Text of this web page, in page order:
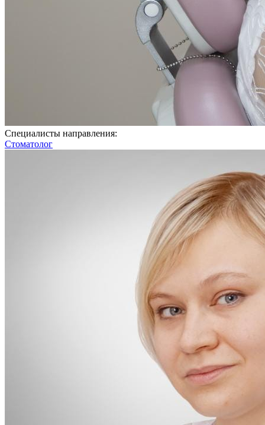
Специалисты направления:
Стоматолог